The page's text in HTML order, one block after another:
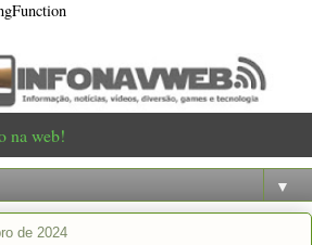
na web!
▼
de 2024